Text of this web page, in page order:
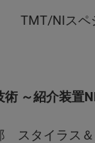
TMT/NIスペ
～紹介装置
スタイラス